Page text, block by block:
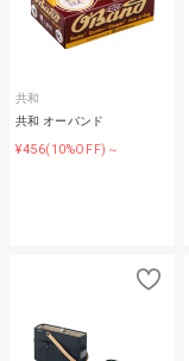
共和
共和 オーバンド
¥456(10%OFF)～